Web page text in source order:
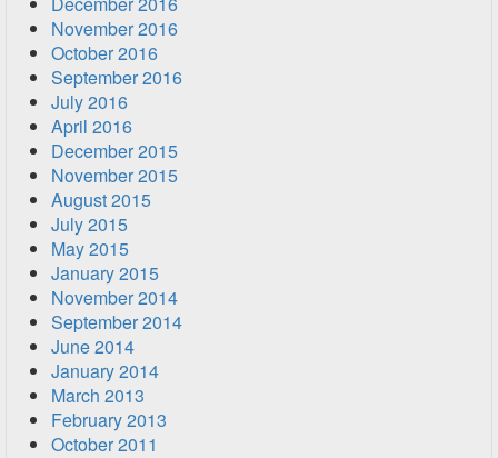
November 2016
October 2016
September 2016
July 2016
April 2016
December 2015
November 2015
August 2015
July 2015
May 2015
January 2015
November 2014
September 2014
June 2014
January 2014
March 2013
February 2013
October 2011